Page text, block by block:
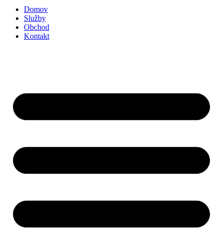
Domov
Služby
Obchod
Kontakt